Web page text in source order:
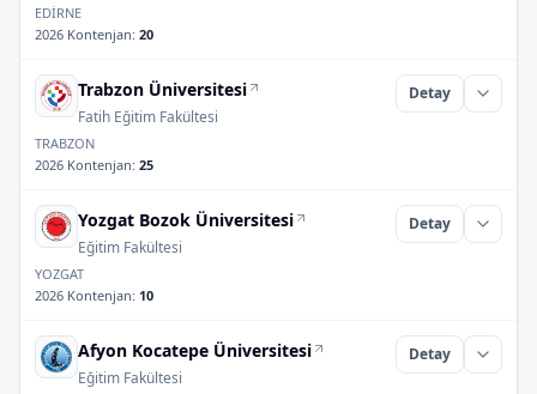
EDİRNE
2026 Kontenjan: 20
Trabzon Üniversitesi
Fatih Eğitim Fakültesi
Detay
TRABZON
2026 Kontenjan: 25
Yozgat Bozok Üniversitesi
Eğitim Fakültesi
Detay
YOZGAT
2026 Kontenjan: 10
Afyon Kocatepe Üniversitesi
Eğitim Fakültesi
Detay